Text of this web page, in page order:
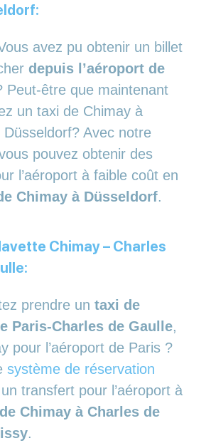
avez pu obtenir un billet
depuis l’aéroport de
Peut-être que maintenant
un taxi de Chimay à
Düsseldorf? Avec notre
pouvez obtenir des
l’aéroport à faible coût en
Chimay à Düsseldorf.
Chimay – Charles
prendre un taxi de
Paris-Charles de Gaulle,
pour l’aéroport de Paris ?
système de réservation
transfert pour l’aéroport à
de Chimay à Charles de
.